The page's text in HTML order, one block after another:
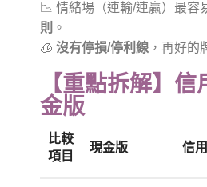
📉 情緒場（連輸/連贏）最容
則 。
🧊 沒有停損/停利線 ，再好的
【重點拆解】
金版
比較
項目
現金版 信